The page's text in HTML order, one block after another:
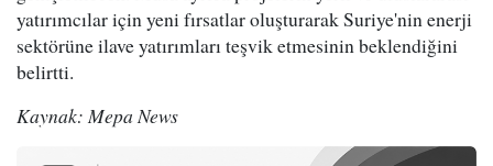
yatırımcılar için yeni fırsatlar oluşturarak Suriye'nin enerji
sektörüne ilave yatırımları teşvik etmesinin beklendiğini
belirtti.
Kaynak: Mepa News